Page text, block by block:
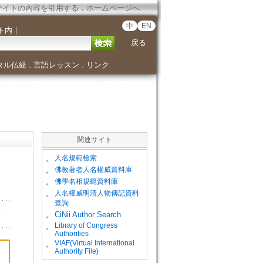
イトの内容を引用する．ホームページへ
内 ｜ 中 EN
戻る
ル仏経． 言語レッスン ． リンク
関連サイト
。 人名規範檢索
。 佛教著者人名權威資料庫
。 佛學名相規範資料庫
。
人名權威明清人物傳記資料
查詢
。
CiNii Author Search
。
Library of Congress
Authorities
。
VIAF(Virtual International
Authority File)